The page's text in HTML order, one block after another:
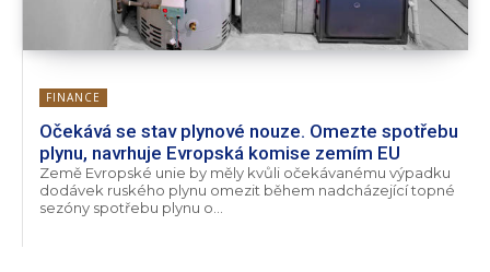
FINANCE
Očekává se stav plynové nouze. Omezte spotřebu
plynu, navrhuje Evropská komise zemím EU
Země Evropské unie by měly kvůli očekávanému výpadku
dodávek ruského plynu omezit během nadcházející topné
sezóny spotřebu plynu o...